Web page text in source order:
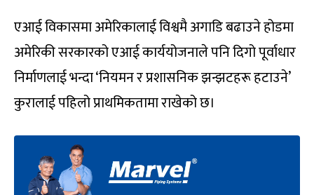
एआई विकासमा अमेरिकालाई विश्वमै अगाडि बढाउने होडमा
अमेरिकी सरकारको एआई कार्ययोजनाले पनि दिगो पूर्वाधार
निर्माणलाई भन्दा ‘नियमन र प्रशासनिक झन्झटहरू हटाउने’
कुरालाई पहिलो प्राथमिकतामा राखेको छ।